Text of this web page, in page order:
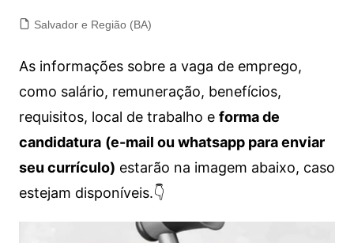
Salvador e Região (BA)
As informações sobre a vaga de emprego,
como salário, remuneração, benefícios,
requisitos, local de trabalho e forma de
candidatura (e-mail ou whatsapp para enviar
seu currículo) estarão na imagem abaixo, caso
estejam disponíveis.👇